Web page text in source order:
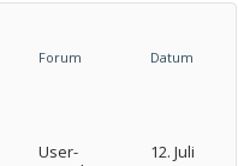
Forum Datum
User-
12. Juli